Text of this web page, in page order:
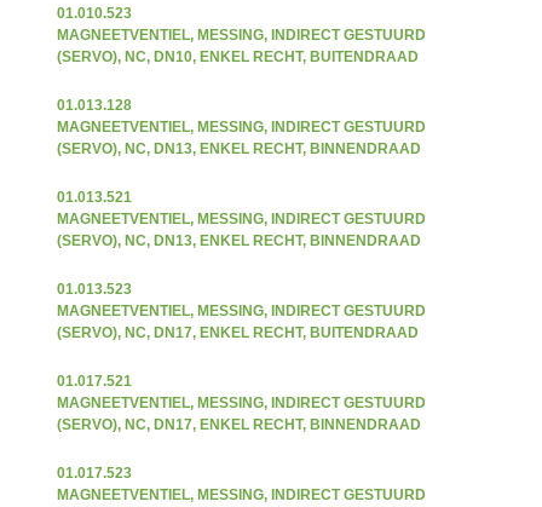
01.010.523
MAGNEETVENTIEL, MESSING, INDIRECT GESTUURD
(SERVO), NC, DN10, ENKEL RECHT, BUITENDRAAD
01.013.128
MAGNEETVENTIEL, MESSING, INDIRECT GESTUURD
(SERVO), NC, DN13, ENKEL RECHT, BINNENDRAAD
01.013.521
MAGNEETVENTIEL, MESSING, INDIRECT GESTUURD
(SERVO), NC, DN13, ENKEL RECHT, BINNENDRAAD
01.013.523
MAGNEETVENTIEL, MESSING, INDIRECT GESTUURD
(SERVO), NC, DN17, ENKEL RECHT, BUITENDRAAD
01.017.521
MAGNEETVENTIEL, MESSING, INDIRECT GESTUURD
(SERVO), NC, DN17, ENKEL RECHT, BINNENDRAAD
01.017.523
MAGNEETVENTIEL, MESSING, INDIRECT GESTUURD